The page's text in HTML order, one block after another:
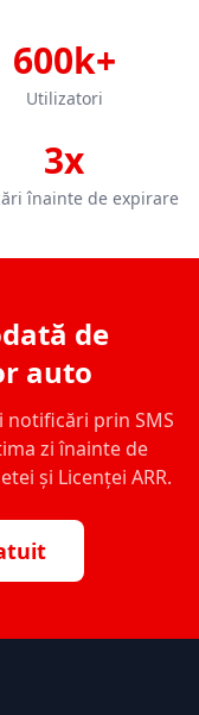
600k+
Utilizatori
3x
înainte de expirare
de
auto
notificări prin SMS
zi înainte de
și Licenței ARR.